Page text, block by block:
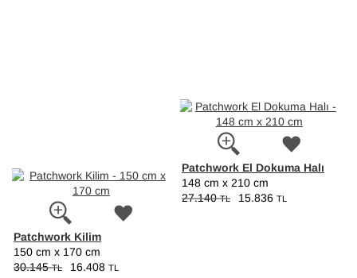
Patchwork El Dokuma Halı
148 cm x 210 cm
27.140TL 15.836 TL
Patchwork Kilim
150 cm x 170 cm
30.145TL 16.408 TL